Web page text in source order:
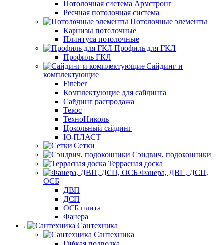
Потолочная система Армстронг
Реечная потолочная система
Потолочные элементы
Карнизы потолочные
Плинтуса потолочные
Профиль для ГКЛ
Профиль ГКЛ
Сайдинг и
комплектующие
Fineber
Комплектующие для сайдинга
Сайдинг распродажа
Текос
ТехноНиколь
Цокольный сайдинг
Ю-ПЛАСТ
Сетки
Сэндвич, подоконники
Террасная доска
Фанера, ДВП, ДСП,
ОСБ
ДВП
ДСП
ОСБ плита
Фанера
Сантехника
Сантехника
Гибкая подводка